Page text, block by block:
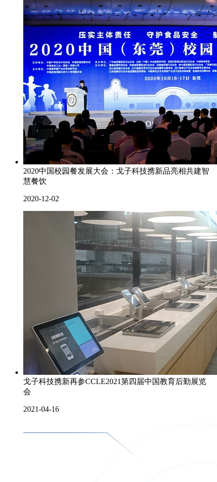
2020中国校园餐发展大会：戈子科技携新品亮相共建智
慧餐饮
2020-12-02
戈子科技携新再参CCLE2021第四届中国教育后勤展览
会
2021-04-16